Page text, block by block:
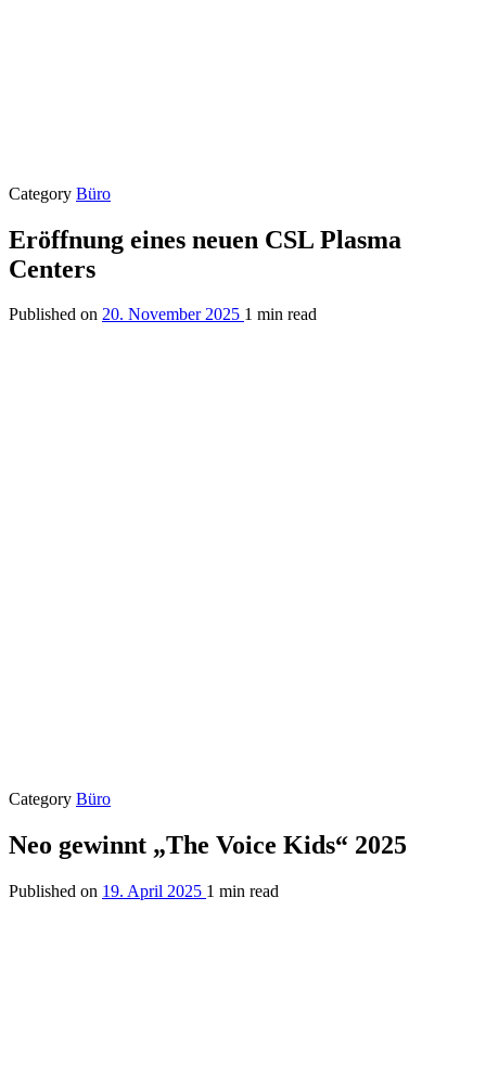
Category Büro
Eröffnung eines neuen CSL Plasma
Centers
Published on 20. November 2025 1 min read
Category Büro
Neo gewinnt „The Voice Kids“ 2025
Published on 19. April 2025 1 min read